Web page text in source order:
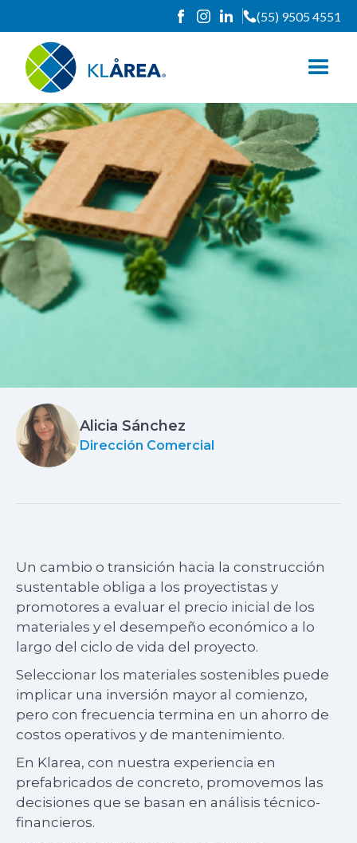
(55) 9505 4551
Alicia Sánchez
Dirección Comercial
Un cambio o transición hacia la construcción
sustentable obliga a los proyectistas y
promotores a evaluar el precio inicial de los
materiales y el desempeño económico a lo
largo del ciclo de vida del proyecto.
Seleccionar los materiales sostenibles puede
implicar una inversión mayor al comienzo,
pero con frecuencia termina en un ahorro de
costos operativos y de mantenimiento.
En Klarea, con nuestra experiencia en
prefabricados de concreto, promovemos las
decisiones que se basan en análisis técnico-
financieros.